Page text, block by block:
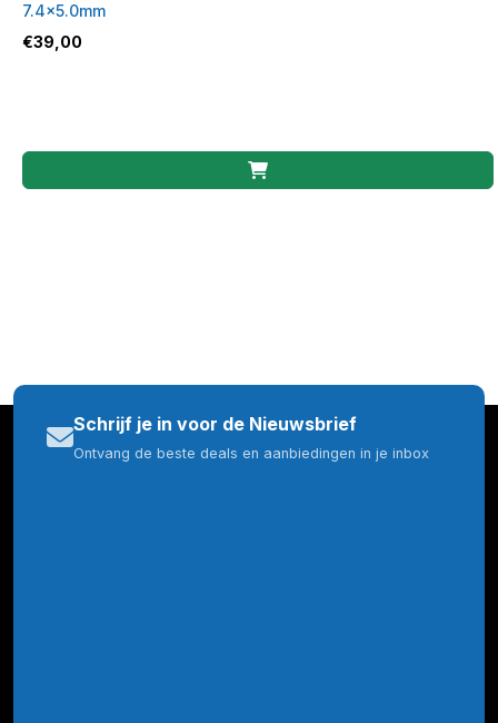
7.4x5.0mm
€39,00
Schrijf je in voor de Nieuwsbrief
Ontvang de beste deals en aanbiedingen in je inbox